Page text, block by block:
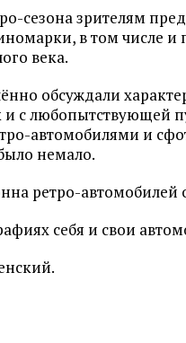
сезона зрителям
в том числе и
века.
обсуждали
и с любопытствующей
автомобилями и
немало.
ретро-автомобилей
себя и свои